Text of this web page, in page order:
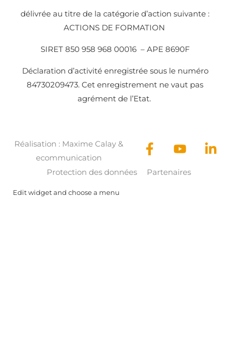
délivrée au titre de la catégorie d’action suivante :
ACTIONS DE FORMATION
SIRET 850 958 968 00016 – APE 8690F
Déclaration d’activité enregistrée sous le numéro
84730209473. Cet enregistrement ne vaut pas
agrément de l’Etat.
Réalisation : Maxime Calay &
ecommunication
Protection des données
Partenaires
Edit widget and choose a menu